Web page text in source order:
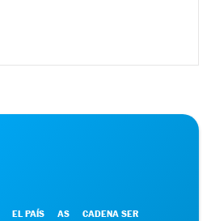
EL PAÍS AS CADENA SER